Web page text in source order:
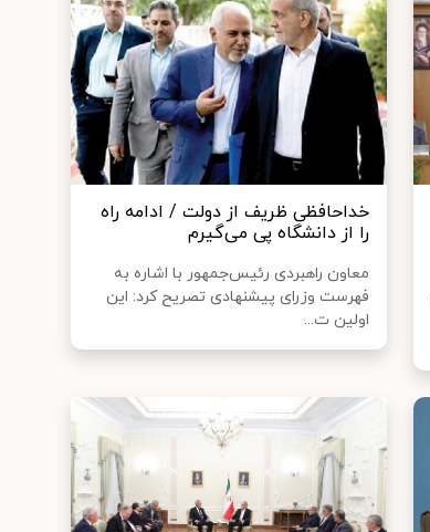
خداحافظی ظریف از دولت / ادامه راه
را از دانشگاه پی می‌گیرم
معاون راهبردی رئیس‌جمهور با اشاره به
فهرست وزرای پیشنهادی تصریح کرد: این
اولین ت...